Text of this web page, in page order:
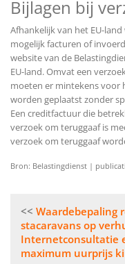
Bijlagen bij
Afhankelijk van het EU-
mogelijk facturen of
website van de
EU-land. Omvat een
moeten er mintekens voor
worden geplaatst zonder
Een creditfactuur die
verzoek om teruggaaf is
verzoek om teruggaaf
Bron: Belastingdienst |
Bericht
navigatie
Waardebepaling
stacaravans op
Internetconsultatie
maximum uurprijs